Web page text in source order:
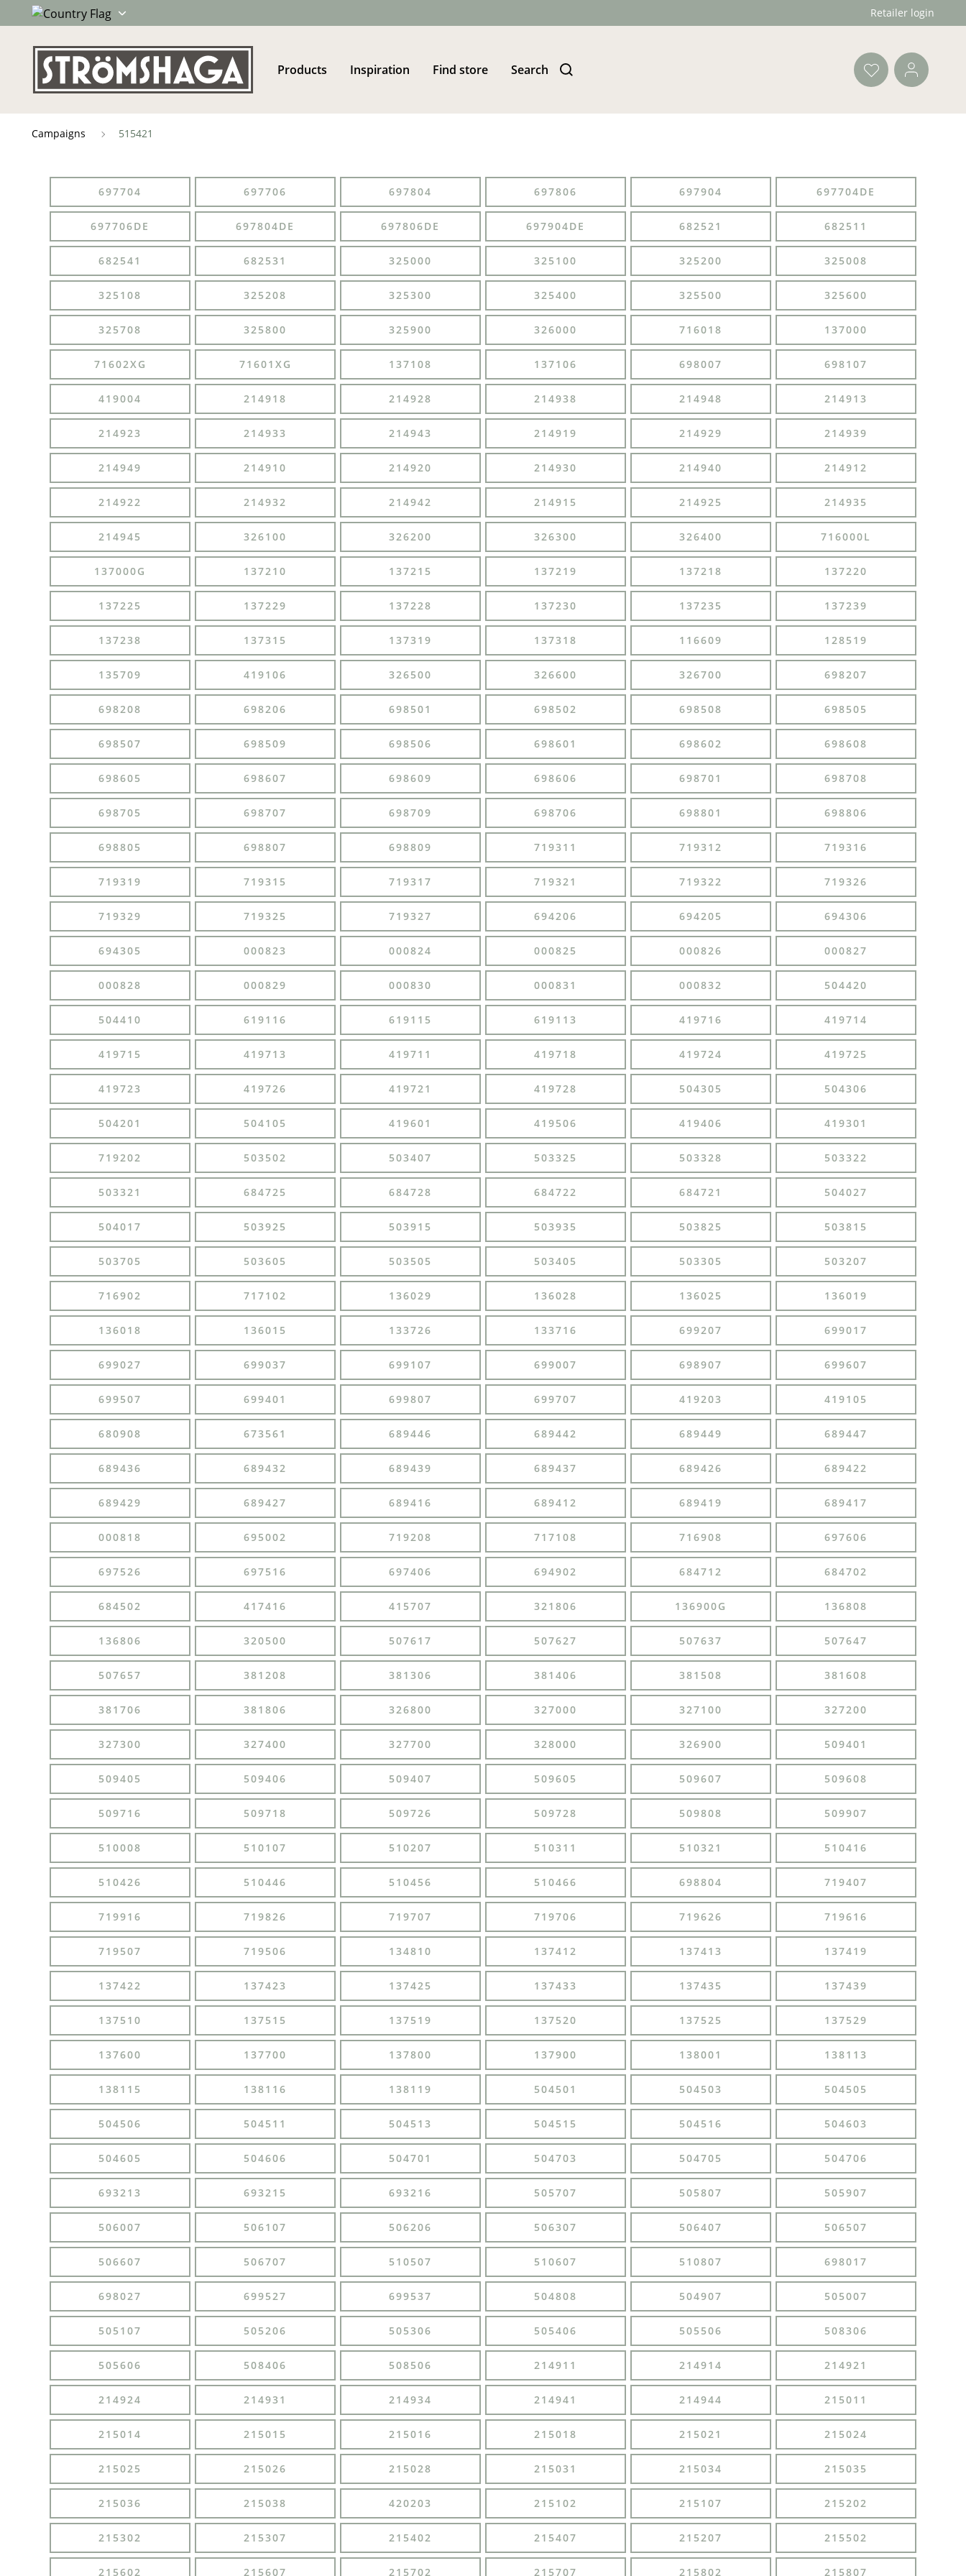
Retailer login
Products Inspiration Find store Search
Campaigns 515421
697704 697706 697804 697806 697904 697704DE
697706DE 697804DE 697806DE 697904DE 682521 682511
682541 682531 325000 325100 325200 325008
325108 325208 325300 325400 325500 325600
325708 325800 325900 326000 716018 137000
71602XG 71601XG 137108 137106 698007 698107
419004 214918 214928 214938 214948 214913
214923 214933 214943 214919 214929 214939
214949 214910 214920 214930 214940 214912
214922 214932 214942 214915 214925 214935
214945 326100 326200 326300 326400 716000L
137000G 137210 137215 137219 137218 137220
137225 137229 137228 137230 137235 137239
137238 137315 137319 137318 116609 128519
135709 419106 326500 326600 326700 698207
698208 698206 698501 698502 698508 698505
698507 698509 698506 698601 698602 698608
698605 698607 698609 698606 698701 698708
698705 698707 698709 698706 698801 698806
698805 698807 698809 719311 719312 719316
719319 719315 719317 719321 719322 719326
719329 719325 719327 694206 694205 694306
694305 000823 000824 000825 000826 000827
000828 000829 000830 000831 000832 504420
504410 619116 619115 619113 419716 419714
419715 419713 419711 419718 419724 419725
419723 419726 419721 419728 504305 504306
504201 504105 419601 419506 419406 419301
719202 503502 503407 503325 503328 503322
503321 684725 684728 684722 684721 504027
504017 503925 503915 503935 503825 503815
503705 503605 503505 503405 503305 503207
716902 717102 136029 136028 136025 136019
136018 136015 133726 133716 699207 699017
699027 699037 699107 699007 698907 699607
699507 699401 699807 699707 419203 419105
680908 673561 689446 689442 689449 689447
689436 689432 689439 689437 689426 689422
689429 689427 689416 689412 689419 689417
000818 695002 719208 717108 716908 697606
697526 697516 697406 694902 684712 684702
684502 417416 415707 321806 136900G 136808
136806 320500 507617 507627 507637 507647
507657 381208 381306 381406 381508 381608
381706 381806 326800 327000 327100 327200
327300 327400 327700 328000 326900 509401
509405 509406 509407 509605 509607 509608
509716 509718 509726 509728 509808 509907
510008 510107 510207 510311 510321 510416
510426 510446 510456 510466 698804 719407
719916 719826 719707 719706 719626 719616
719507 719506 134810 137412 137413 137419
137422 137423 137425 137433 137435 137439
137510 137515 137519 137520 137525 137529
137600 137700 137800 137900 138001 138113
138115 138116 138119 504501 504503 504505
504506 504511 504513 504515 504516 504603
504605 504606 504701 504703 504705 504706
693213 693215 693216 505707 505807 505907
506007 506107 506206 506307 506407 506507
506607 506707 510507 510607 510807 698017
698027 699527 699537 504808 504907 505007
505107 505206 505306 505406 505506 508306
505606 508406 508506 214911 214914 214921
214924 214931 214934 214941 214944 215011
215014 215015 215016 215018 215021 215024
215025 215026 215028 215031 215034 215035
215036 215038 420203 215102 215107 215202
215302 215307 215402 215407 215207 215502
215602 215607 215702 215707 215802 215807